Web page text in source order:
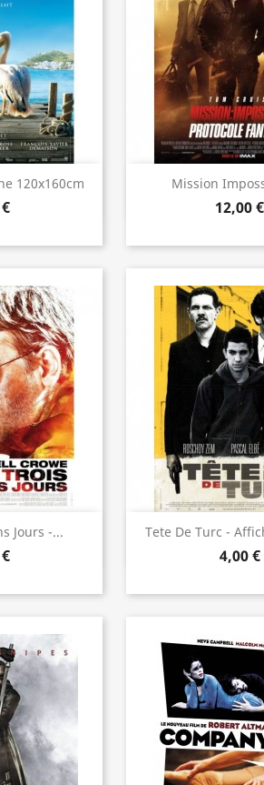
120x160cm
rapide Mission
12,00 €
Aperçu
Jours -...
rapide Tete De Turc -
4,00 €
Aperçu